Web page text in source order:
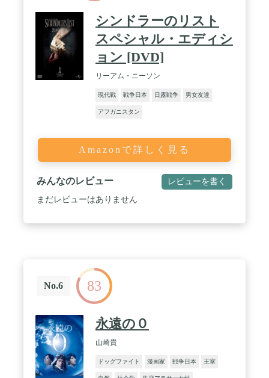
シンドラーのリスト
スペシャル・エディシ
ョン [DVD]
リーアム・ニーソン
現代戦 戦争日本 日露戦争 男女友達
アフガニスタン
Amazonで詳しく見る
みんなのレビュー レビューを書く
まだレビューはありません
No.6 83
永遠の０
山崎貴
ドッグファイト 漫画家 戦争日本 王室